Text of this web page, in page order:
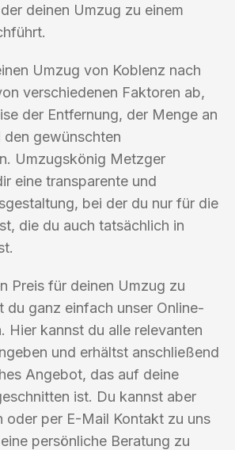
deinen Umzug zu einem
Umzug von Koblenz nach
verschiedenen Faktoren ab,
der Entfernung, der Menge an
gewünschten
Umzugskönig Metzger
eine transparente und
bei der du nur für die
die du auch tatsächlich in
Preis für deinen Umzug zu
du ganz einfach unser Online-
Hier kannst du alle relevanten
und erhältst anschließend
Angebot, das auf deine
ist. Du kannst aber
oder per E-Mail Kontakt zu uns
persönliche Beratung zu